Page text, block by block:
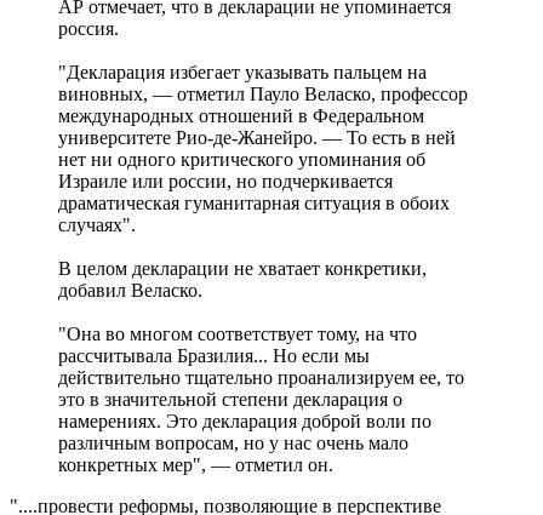
АР отмечает, что в декларации не упоминается
россия.
"Декларация избегает указывать пальцем на
виновных, — отметил Пауло Веласко, профессор
международных отношений в Федеральном
университете Рио-де-Жанейро. — То есть в ней
нет ни одного критического упоминания об
Израиле или россии, но подчеркивается
драматическая гуманитарная ситуация в обоих
случаях".
В целом декларации не хватает конкретики,
добавил Веласко.
"Она во многом соответствует тому, на что
рассчитывала Бразилия... Но если мы
действительно тщательно проанализируем ее, то
это в значительной степени декларация о
намерениях. Это декларация доброй воли по
различным вопросам, но у нас очень мало
конкретных мер", — отметил он.
"....провести реформы, позволяющие в перспективе